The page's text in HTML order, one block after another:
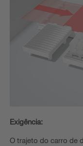
Exigência:
O trajeto do carro de